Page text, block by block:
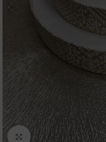
Click to enlarge